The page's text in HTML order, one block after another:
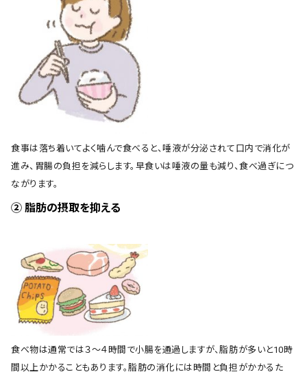
食事は落ち着いてよく噛んで食べると、唾液が分泌されて口内で消化が
進み、胃腸の負担を減らします。早食いは唾液の量も減り、食べ過ぎにつ
ながります。
② 脂肪の摂取を抑える
食べ物は通常では３～４時間で小腸を通過しますが、脂肪が多いと10時
間以上かかることもあります。脂肪の消化には時間と負担がかかるた